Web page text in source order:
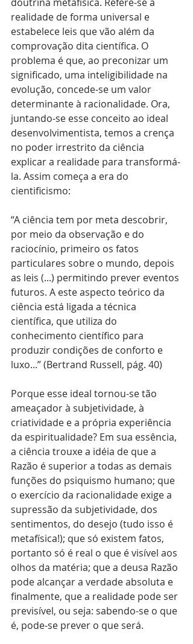
realidade de forma universal e
estabelece leis que vão além da
comprovação dita científica. O
problema é que, ao preconizar um
significado, uma inteligibilidade na
evolução, concede-se um valor
determinante à racionalidade. Ora,
juntando-se esse conceito ao ideal
desenvolvimentista, temos a crença
no poder irrestrito da ciência
explicar a realidade para transformá-
la. Assim começa a era do
cientificismo:
“A ciência tem por meta descobrir,
por meio da observação e do
raciocínio, primeiro os fatos
particulares sobre o mundo, depois
as leis (...) permitindo prever eventos
futuros. A este aspecto teórico da
ciência está ligada a técnica
científica, que utiliza do
conhecimento científico para
produzir condições de conforto e
luxo...” (Bertrand Russell, pág. 40)
Porque esse ideal tornou-se tão
ameaçador à subjetividade, à
criatividade e a própria experiência
da espiritualidade? Em sua essência,
a ciência trouxe a idéia de que a
Razão é superior a todas as demais
funções do psiquismo humano; que
o exercício da racionalidade exige a
supressão da subjetividade, dos
sentimentos, do desejo (tudo isso é
metafísica!); que só existem fatos,
portanto só é real o que é visível aos
olhos da matéria; que a deusa Razão
pode alcançar a verdade absoluta e
finalmente, que a realidade pode ser
previsível, ou seja: sabendo-se o que
é, pode-se prever o que será.